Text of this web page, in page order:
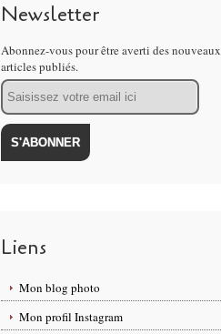
Newsletter
Abonnez-vous pour être averti des nouveaux
articles publiés.
Email
Liens
Mon blog photo
Mon profil Instagram